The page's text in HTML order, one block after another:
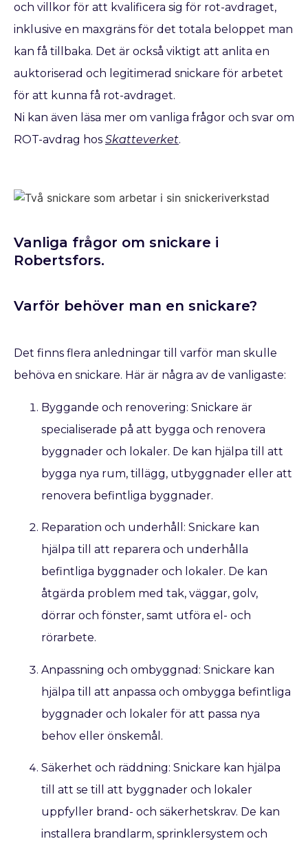
och villkor för att kvalificera sig för rot-avdraget,
inklusive en maxgräns för det totala beloppet man
kan få tillbaka. Det är också viktigt att anlita en
auktoriserad och legitimerad snickare för arbetet
för att kunna få rot-avdraget.
Ni kan även läsa mer om vanliga frågor och svar om
ROT-avdrag hos Skatteverket.
Vanliga frågor om snickare i
Robertsfors.
Varför behöver man en snickare?
Det finns flera anledningar till varför man skulle
behöva en snickare. Här är några av de vanligaste:
Byggande och renovering: Snickare är
specialiserade på att bygga och renovera
byggnader och lokaler. De kan hjälpa till att
bygga nya rum, tillägg, utbyggnader eller att
renovera befintliga byggnader.
Reparation och underhåll: Snickare kan
hjälpa till att reparera och underhålla
befintliga byggnader och lokaler. De kan
åtgärda problem med tak, väggar, golv,
dörrar och fönster, samt utföra el- och
rörarbete.
Anpassning och ombyggnad: Snickare kan
hjälpa till att anpassa och ombygga befintliga
byggnader och lokaler för att passa nya
behov eller önskemål.
Säkerhet och räddning: Snickare kan hjälpa
till att se till att byggnader och lokaler
uppfyller brand- och säkerhetskrav. De kan
installera brandlarm, sprinklersystem och